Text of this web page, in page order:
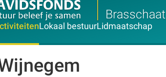
Brasschaat
Lokaal bestuurLidmaatschap